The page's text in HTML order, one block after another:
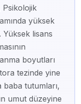
Psikolojik
yüksek
Yüksek lisans
boyutları
tezinde yine
baba tutumları,
umut düzeyine